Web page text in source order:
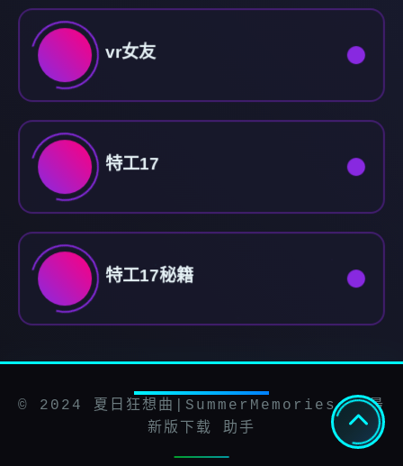
vr女友
特工17
特工17秘籍
© 2024 夏日狂想曲|SummerMemories - 最
新版下载 助手